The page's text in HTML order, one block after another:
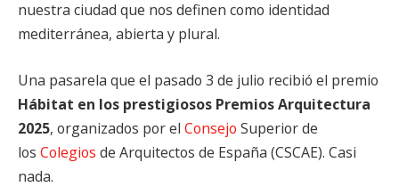
nuestra ciudad que nos definen como identidad
mediterránea, abierta y plural.
Una pasarela que el pasado 3 de julio recibió el premio
Hábitat en los prestigiosos Premios Arquitectura
2025, organizados por el Consejo Superior de
los Colegios de Arquitectos de España (CSCAE). Casi
nada.